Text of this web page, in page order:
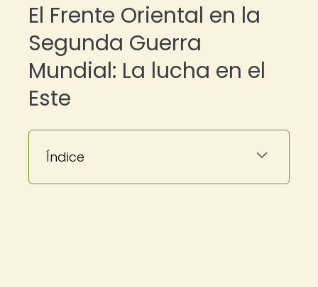
El Frente Oriental en la
Segunda Guerra
Mundial: La lucha en el
Este
Índice